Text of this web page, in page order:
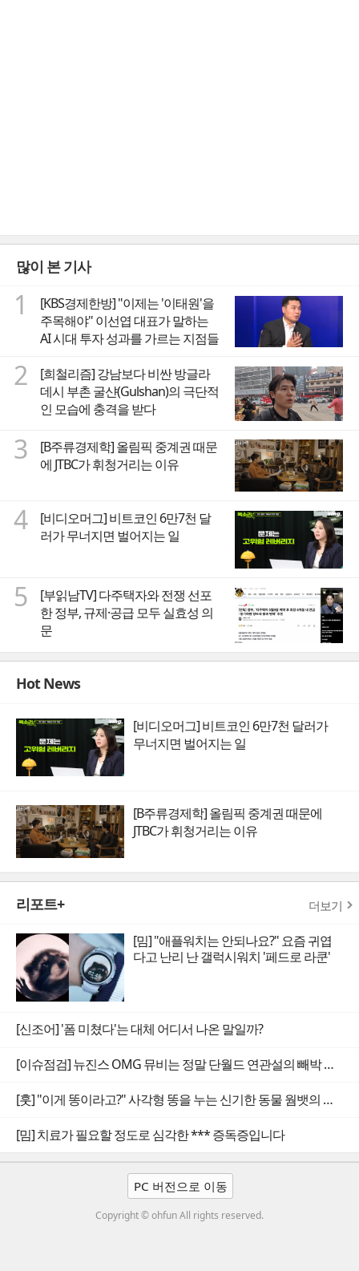
많이 본 기사
1
[KBS경제한방] "이제는 '이태원'을
주목해야" 이선엽 대표가 말하는
AI 시대 투자 성과를 가르는 지점들
2
[희철리즘] 강남보다 비싼 방글라
데시 부촌 굴샨(Gulshan)의 극단적
인 모습에 충격을 받다
3
[B주류경제학] 올림픽 중계권 때문
에 JTBC가 휘청거리는 이유
4
[비디오머그] 비트코인 6만7천 달
러가 무너지면 벌어지는 일
5
[부읽남TV] 다주택자와 전쟁 선포
한 정부, 규제·공급 모두 실효성 의
문
Hot News
[비디오머그] 비트코인 6만7천 달러가
무너지면 벌어지는 일
[B주류경제학] 올림픽 중계권 때문에
JTBC가 휘청거리는 이유
리포트+ 더보기
[밈] "애플워치는 안되나요?" 요즘 귀엽
다고 난리 난 갤럭시워치 '페드로 라쿤'
[신조어] '폼 미쳤다'는 대체 어디서 나온 말일까?
[이슈점검] 뉴진스 OMG 뮤비는 정말 단월드 연관설의 빼박 증거일까
[훗] "이게 똥이라고?" 사각형 똥을 누는 신기한 동물 웜뱃의 비밀
[밈] 치료가 필요할 정도로 심각한 *** 증독증입니다
PC 버전으로 이동
Copyright © ohfun All rights reserved.